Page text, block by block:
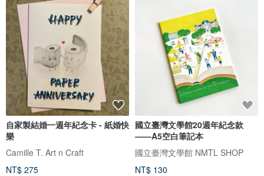
自家製結婚一週年紀念卡 - 紙婚快
樂
Camille T. Art n Craft
NT$ 275
國立臺灣文學館20週年紀念款
——A5空白筆記本
國立臺灣文學館 NMTL SHOP
NT$ 130